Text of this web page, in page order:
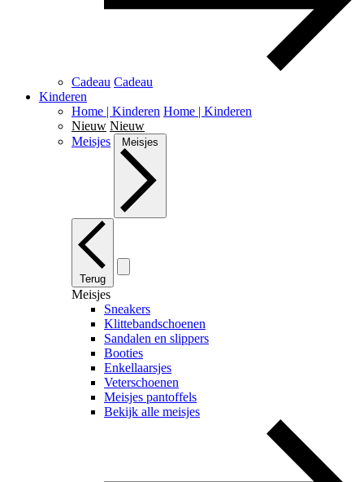
Cadeau Cadeau
Kinderen
Home | Kinderen Home | Kinderen
Nieuw Nieuw
Meisjes
Meisjes
Terug
Meisjes
Sneakers
Klittebandschoenen
Sandalen en slippers
Booties
Enkellaarsjes
Veterschoenen
Meisjes pantoffels
Bekijk alle meisjes